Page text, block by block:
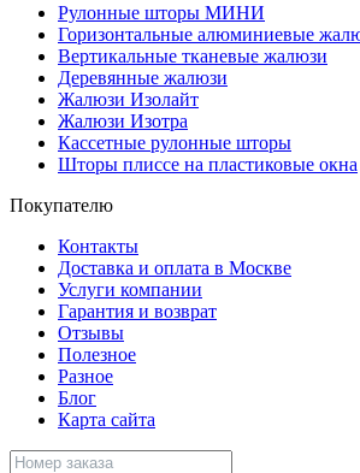
Рулонные шторы МИНИ
Горизонтальные алюминиевые
Вертикальные тканевые жалюзи
Деревянные жалюзи
Жалюзи Изолайт
Жалюзи Изотра
Кассетные рулонные шторы
Шторы плиссе на пластиковые окна
Покупателю
Контакты
Доставка и оплата в Москве
Услуги компании
Гарантия и возврат
Отзывы
Полезное
Разное
Блог
Карта сайта